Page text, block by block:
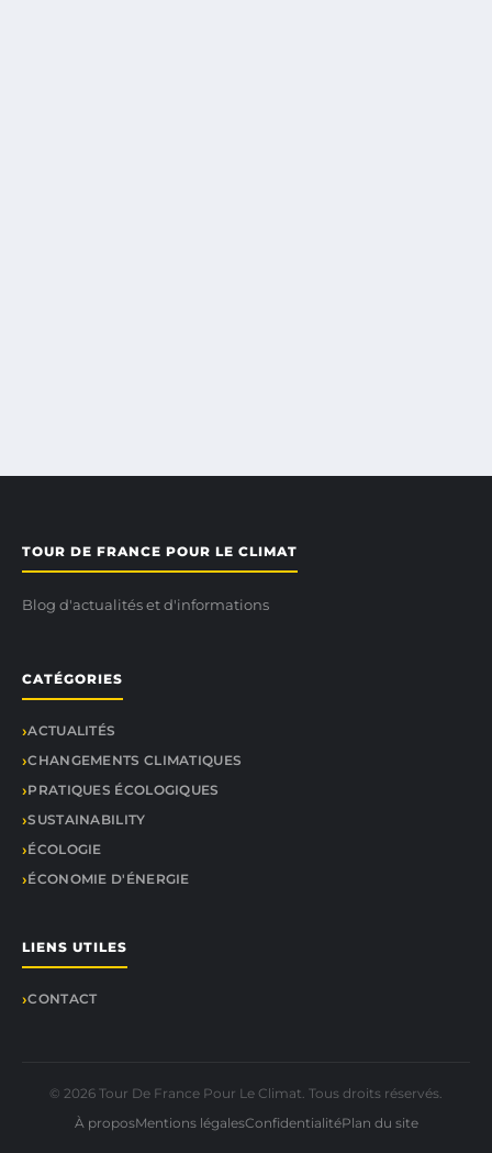
TOUR DE FRANCE POUR LE CLIMAT
Blog d'actualités et d'informations
CATÉGORIES
ACTUALITÉS
CHANGEMENTS CLIMATIQUES
PRATIQUES ÉCOLOGIQUES
SUSTAINABILITY
ÉCOLOGIE
ÉCONOMIE D'ÉNERGIE
LIENS UTILES
CONTACT
© 2026 Tour De France Pour Le Climat. Tous droits réservés.
À proposMentions légalesConfidentialitéPlan du site